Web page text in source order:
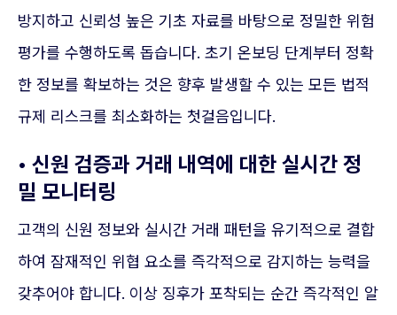
방지하고 신뢰성 높은 기초 자료를 바탕으로 정밀한 위험
평가를 수행하도록 돕습니다. 초기 온보딩 단계부터 정확
한 정보를 확보하는 것은 향후 발생할 수 있는 모든 법적
규제 리스크를 최소화하는 첫걸음입니다.
• 신원 검증과 거래 내역에 대한 실시간 정
밀 모니터링
고객의 신원 정보와 실시간 거래 패턴을 유기적으로 결합
하여 잠재적인 위협 요소를 즉각적으로 감지하는 능력을
갖추어야 합니다. 이상 징후가 포착되는 순간 즉각적인 알